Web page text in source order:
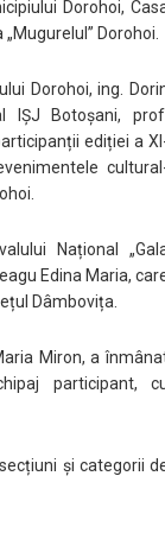
Dorohoi,
Dorohoi.
Dorohoi, ing.
IȘJ Botoșani,
ediției a
Național
Edina Maria,
Dâmbovița.
Miron, a
participant,
și categorii